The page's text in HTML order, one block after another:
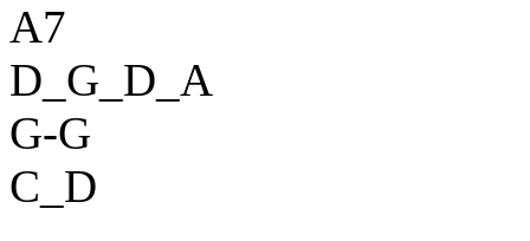
A7
D_G_D_A
G-G
C_D